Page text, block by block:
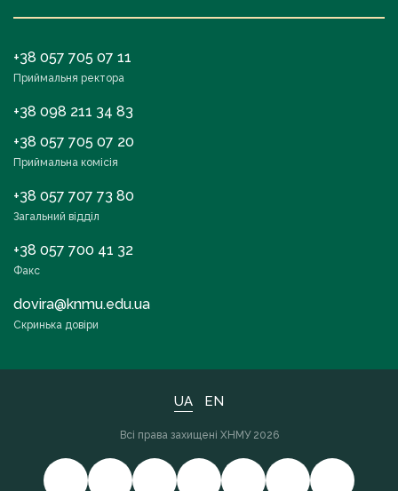
+38 057 705 07 11
Приймальня ректора
+38 098 211 34 83
+38 057 705 07 20
Приймальна комісія
+38 057 707 73 80
Загальний відділ
+38 057 700 41 32
Факс
dovira@knmu.edu.ua
Скринька довіри
UA EN
Всі права захищені ХНМУ 2026